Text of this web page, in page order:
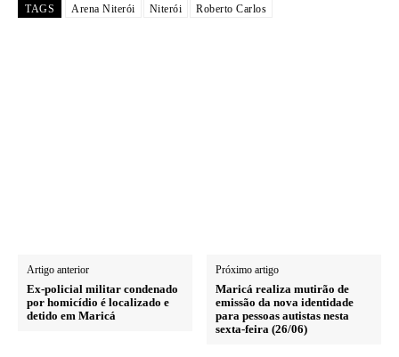
TAGS Arena Niterói Niterói Roberto Carlos
Artigo anterior
Ex-policial militar condenado
por homicídio é localizado e
detido em Maricá
Próximo artigo
Maricá realiza mutirão de
emissão da nova identidade
para pessoas autistas nesta
sexta-feira (26/06)